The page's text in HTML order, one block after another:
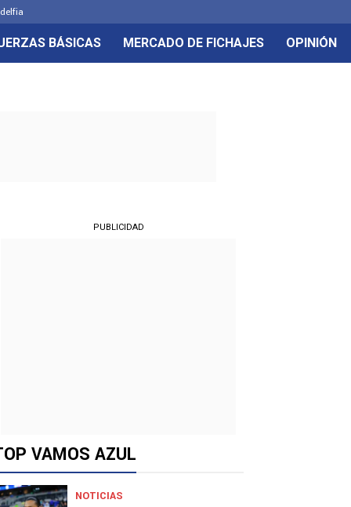
BÁSICAS MERCADO DE FICHAJES OPINIÓN
PUBLICIDAD
VAMOS AZUL
NOTICIAS